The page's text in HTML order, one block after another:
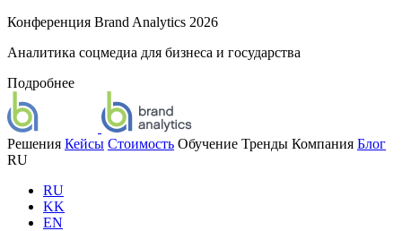
Конференция Brand Analytics 2026
Аналитика соцмедиа для бизнеса и государства
Подробнее
Решения Кейсы Стоимость Обучение Тренды Компания Блог
RU
RU
KK
EN